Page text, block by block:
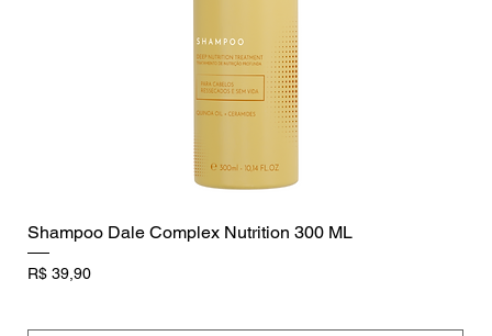
Shampoo Dale Complex Nutrition 300 ML
Preço
R$ 39,90